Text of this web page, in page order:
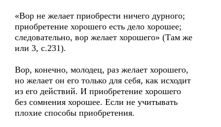
«Вор не желает приобрести ничего дурного;
приобретение хорошего есть дело хорошее;
следовательно, вор желает хорошего» (Там же
или 3, с.231).
Вор, конечно, молодец, раз желает хорошего,
но желает он его только для себя, как исходит
из его действий. И приобретение хорошего
без сомнения хорошее. Если не учитывать
плохие способы приобретения.